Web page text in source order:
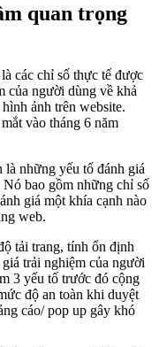
quan trọng
các chỉ số thực tế được
của người dùng về khả
ảnh trên website.
vào tháng 6 năm
những yếu tố đánh giá
Nó bao gồm những chỉ số
giá một khía cạnh nào
web.
tải trang, tính ổn định
trải nghiệm của người
3 yếu tố trước đó cộng
độ an toàn khi duyệt
cáo/ pop up gây khó